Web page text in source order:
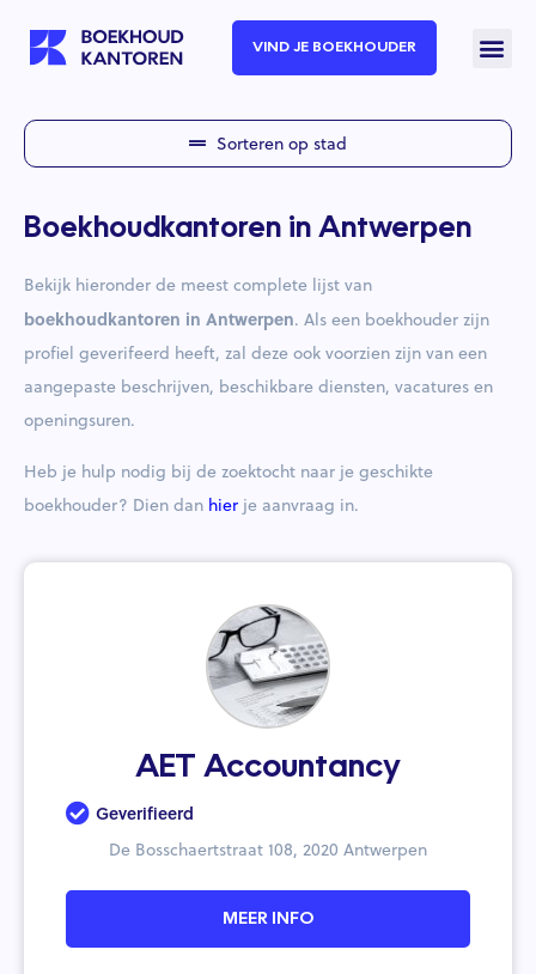
VIND JE BOEKHOUDER
Sorteren op stad
Boekhoudkantoren in Antwerpen
Bekijk hieronder de meest complete lijst van
boekhoudkantoren in Antwerpen. Als een boekhouder zijn
profiel geverifeerd heeft, zal deze ook voorzien zijn van een
aangepaste beschrijven, beschikbare diensten, vacatures en
openingsuren.
Heb je hulp nodig bij de zoektocht naar je geschikte
boekhouder? Dien dan hier je aanvraag in.
AET Accountancy
Geverifieerd
De Bosschaertstraat 108, 2020 Antwerpen
MEER INFO